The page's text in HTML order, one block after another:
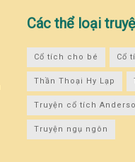
Các thể loại
Cổ tích cho bé Cổ
Thần Thoại Hy Lạp
Truyện cổ tích
Truyện ngụ ngôn